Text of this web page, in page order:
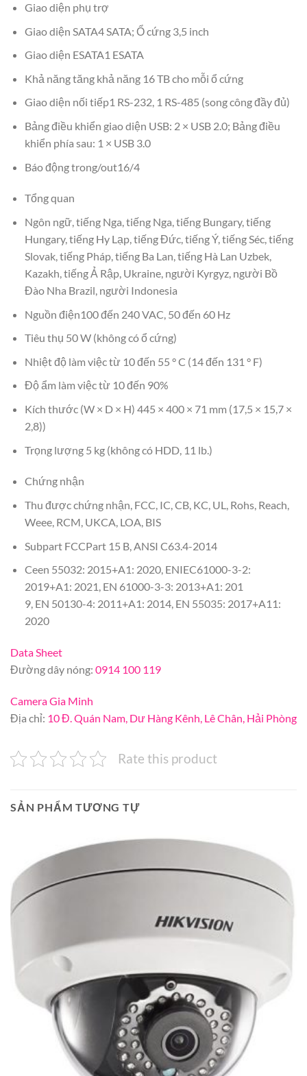
Giao diện phụ trợ
Giao diện SATA4 SATA; Ổ cứng 3,5 inch
Giao diện ESATA1 ESATA
Khả năng tăng khả năng 16 TB cho mỗi ổ cứng
Giao diện nối tiếp1 RS-232, 1 RS-485 (song công đầy đủ)
Bảng điều khiển giao diện USB: 2 × USB 2.0; Bảng điều
khiển phía sau: 1 × USB 3.0
Báo động trong/out16/4
Tổng quan
Ngôn ngữ, tiếng Nga, tiếng Nga, tiếng Bungary, tiếng
Hungary, tiếng Hy Lạp, tiếng Đức, tiếng Ý, tiếng Séc, tiếng
Slovak, tiếng Pháp, tiếng Ba Lan, tiếng Hà Lan Uzbek,
Kazakh, tiếng Ả Rập, Ukraine, người Kyrgyz, người Bồ
Đào Nha Brazil, người Indonesia
Nguồn điện100 đến 240 VAC, 50 đến 60 Hz
Tiêu thụ 50 W (không có ổ cứng)
Nhiệt độ làm việc từ 10 đến 55 ° C (14 đến 131 ° F)
Độ ẩm làm việc từ 10 đến 90%
Kích thước (W × D × H) 445 × 400 × 71 mm (17,5 × 15,7 ×
2,8))
Trọng lượng 5 kg (không có HDD, 11 lb.)
Chứng nhận
Thu được chứng nhận, FCC, IC, CB, KC, UL, Rohs, Reach,
Weee, RCM, UKCA, LOA, BIS
Subpart FCCPart 15 B, ANSI C63.4-2014
Ceen 55032: 2015+A1: 2020, ENIEC61000-3-2:
2019+A1: 2021, EN 61000-3-3: 2013+A1: 201
9, EN 50130-4: 2011+A1: 2014, EN 55035: 2017+A11:
2020
Data Sheet
Đường dây nóng: 0914 100 119
Camera Gia Minh
Địa chỉ: 10 Đ. Quán Nam, Dư Hàng Kênh, Lê Chân, Hải Phòng
Rate this product
SẢN PHẨM TƯƠNG TỰ